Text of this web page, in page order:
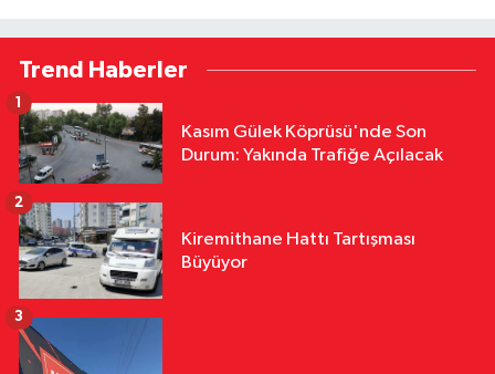
Trend Haberler
Kasım Gülek Köprüsü'nde Son
Durum: Yakında Trafiğe Açılacak
1
Kiremithane Hattı Tartışması
Büyüyor
2
3